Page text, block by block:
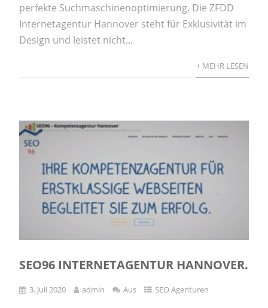
perfekte Suchmaschinenoptimierung. Die ZFDD
Internetagentur Hannover steht für Exklusivität im
Design und leistet nicht...
+ MEHR LESEN
SEO96 INTERNETAGENTUR HANNOVER.
3. Juli 2020 admin Aus SEO Agenturen